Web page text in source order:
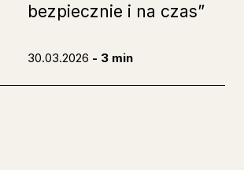
bezpiecznie i na czas”
30.03.2026 - 3 min